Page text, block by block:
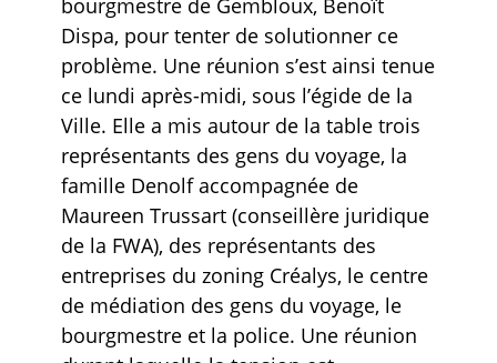
bourgmestre de Gembloux, Benoît
Dispa, pour tenter de solutionner ce
problème. Une réunion s’est ainsi tenue
ce lundi après-midi, sous l’égide de la
Ville. Elle a mis autour de la table trois
représentants des gens du voyage, la
famille Denolf accompagnée de
Maureen Trussart (conseillère juridique
de la FWA), des représentants des
entreprises du zoning Créalys, le centre
de médiation des gens du voyage, le
bourgmestre et la police. Une réunion